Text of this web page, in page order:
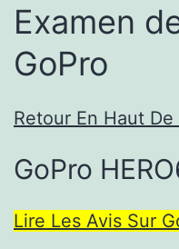
Examen
GoPro
Retour En Haut De
GoPro
Lire Les Avis Sur